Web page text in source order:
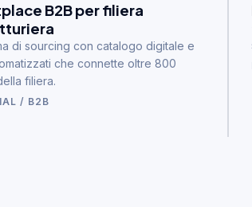
B2B per filiera
di sourcing con catalogo digitale e
che connette oltre 800
filiera.
/ B2B